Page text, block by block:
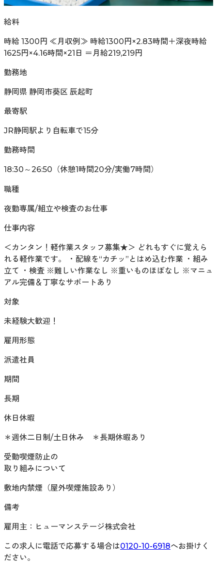
給料
時給 1300円 ≪月収例≫ 時給1300円×2.83時間＋深夜時給
1625円×4.16時間×21日 ＝月給219,219円
勤務地
静岡県 静岡市葵区 辰起町
最寄駅
JR静岡駅より自転車で15分
勤務時間
18:30～26:50（休憩1時間20分/実働7時間）
職種
夜勤専属/組立や検査のお仕事
仕事内容
＜カンタン！軽作業スタッフ募集★＞ どれもすぐに覚えら
れる軽作業です。 ・配線を“カチッ”とはめ込む作業 ・組み
立て ・検査 ※難しい作業なし ※重いものほぼなし ※マニュ
アル完備＆丁寧なサポートあり
対象
未経験大歓迎！
雇用形態
派遣社員
期間
長期
休日休暇
＊週休二日制/土日休み ＊長期休暇あり
受動喫煙防止の
取り組みについて
敷地内禁煙（屋外喫煙施設あり）
備考
雇用主：ヒューマンステージ株式会社
この求人に電話で応募する場合は0120-10-6918へお掛けく
ださい。